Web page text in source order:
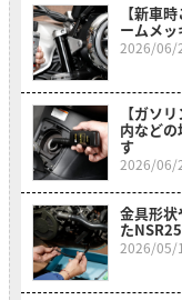
【新車
ームメ
2026/06/
【ガソ
内など
す
2026/06/
金具形
た
2026/05/